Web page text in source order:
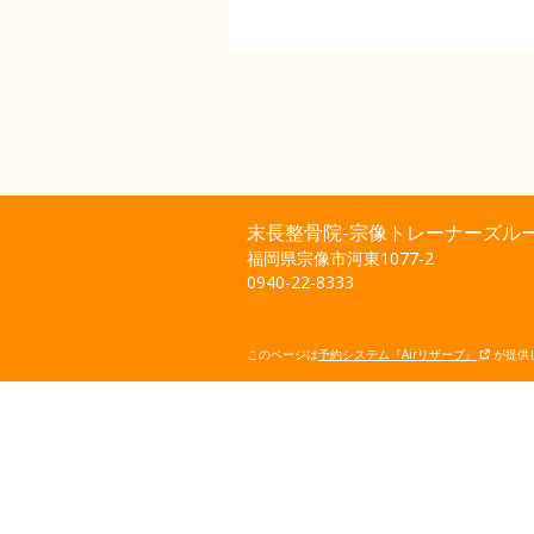
末長整骨院-宗像トレーナーズル
福岡県宗像市河東1077-2
0940-22-8333
このページは予約システム『Airリザーブ』 が提供